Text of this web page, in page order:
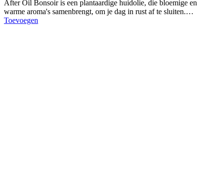
After Oil Bonsoir is een plantaardige huidolie, die bloemige en
warme aroma's samenbrengt, om je dag in rust af te sluiten.…
Toevoegen